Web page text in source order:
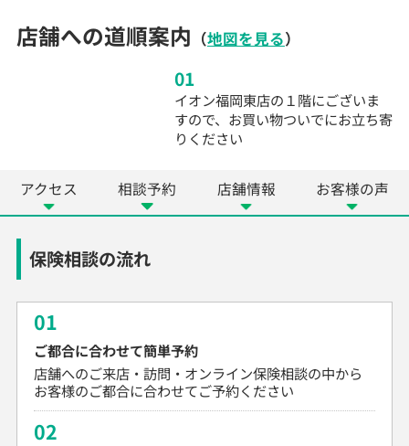
店舗への道順案内 （地図を見る）
01
イオン福岡東店の１階にございま
すので、お買い物ついでにお立ち寄
りください
アクセス 相談予約 店舗情報 お客様の声
保険相談の流れ
01
ご都合に合わせて簡単予約
店舗へのご来店・訪問・オンライン保険相談の中から
お客様のご都合に合わせてご予約ください
02